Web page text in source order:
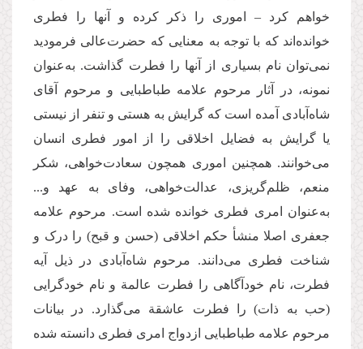
خواهم کرد – اموری را ذکر کرده و آنها را فطری
خوانده‌اند که با توجه به معنایی که حضرت‌عالی فرمودید
نمی‌توان نام بسیاری از آنها را فطرت گذاشت. به‌عنوان
نمونه، در آثار مرحوم علامه طباطبایی و مرحوم آقای
شاه‌آبادی آمده است که گرایش به هستی و تنفر از نیستی
یا گرایش به فضایل اخلاقی را از امور فطری انسان
می‌خوانند. همچنین اموری همچون سعادت‌خواهی، شکر
منعم، ظلم‌گریزی، عدالت‌خواهی، وفای به عهد و...
به‌عنوان امری فطری خوانده شده است. مرحوم علامه
جعفری اصلا منشأ حکم اخلاقی (حسن و قبح) را درک و
شناخت فطری می‌دانند. مرحوم شاه‌آبادی در ذیل آیه
فطرت، نام خودآگاهی را فطرت عالمة‌ و نام خودگرایی
(حب به ذات) را فطرت عاشقة می‌گذارد. در بیانات
مرحوم علامه طباطبایی ازدواج امری فطری دانسته شده